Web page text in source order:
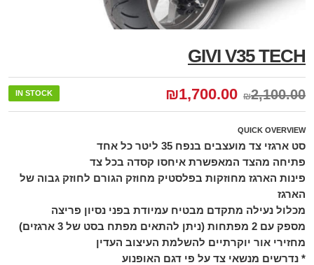
GIVI V35 TECH
₪2,100.00
₪1,700.00
IN STOCK
QUICK OVERVIEW
סט ארגזי צד מועצבים בנפח 35 ליטר כל אחד
פתיחה מהצד המאפשרת איחסו קסדה בכל צד
פינות הארגז מחוזקות בפלסטיק מחוזק הגורם לחוזק גבוה של
הארגז
מכלול נעילה מתקדם מבטיח עמיודת בפני נסיון פריצה
מספק עם 2 מפתחות (ניתן להתאים מפתח בסט של 3 ארגזים)
מחזירי אור יוקרתיים להשלמת העיצוב העדין
* נדרשים מנשאי צד על פי דגם האופנוע